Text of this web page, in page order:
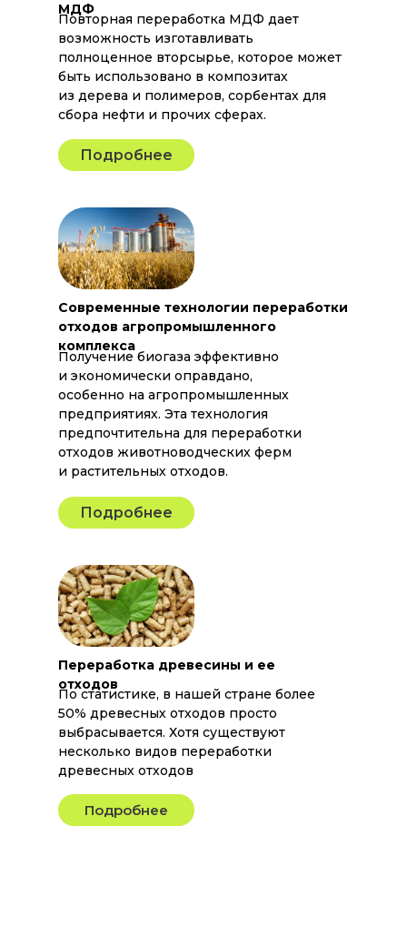
Повторная переработка МДФ дает
возможность изготавливать
полноценное вторсырье, которое может
быть использовано в композитах
из дерева и полимеров, сорбентах для
сбора нефти и прочих сферах.
Современные технологии переработки
отходов агропромышленного
комплекса​​
Получение биогаза эффективно
и экономически оправдано,
особенно на агропромышленных
предприятиях. Эта технология
предпочтительна для переработки
отходов животноводческих ферм
и растительных отходов.
МДФ​​
Подробнее
Подробнее
Переработка древесины и ее
отходов
По статистике, в нашей стране более
50% древесных отходов просто
выбрасывается. Хотя существуют
несколько видов переработки
древесных отходов
Подробнее